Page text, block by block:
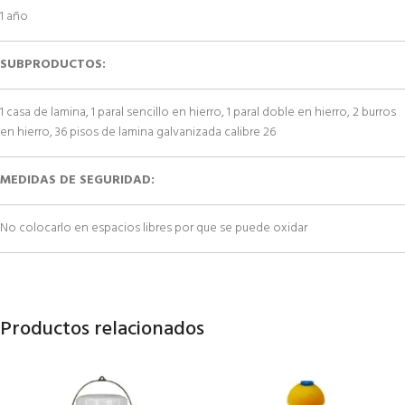
1 año
SUBPRODUCTOS:
1 casa de lamina, 1 paral sencillo en hierro, 1 paral doble en hierro, 2 burros
en hierro, 36 pisos de lamina galvanizada calibre 26
MEDIDAS DE SEGURIDAD:
No colocarlo en espacios libres por que se puede oxidar
Productos relacionados